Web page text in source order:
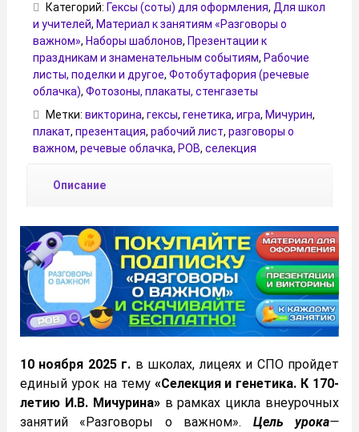
Категорий: Гексы (соты) для оформления, Для школ
и учителей, Материал к занятиям «Разговоры о
важном», Наборы шаблонов, Презентации к
праздникам и знаменательным событиям, Рабочие
листы, поделки и другое, Фотобутафория (речевые
облачка), Фотозоны, плакаты, стенгазеты
Метки: викторина, гексы, генетика, игра, Мичурин,
плакат, презентация, рабочий лист, разговоры о
важном, речевые облачка, РОВ, селекция
Описание
10 ноября 2025 г. в школах, лицеях и СПО пройдет
единый урок на тему «Селекция и генетика. К 170-
летию И.В. Мичурина»в рамках цикла внеурочных
занятий «Разговоры о важном». Цель урока—